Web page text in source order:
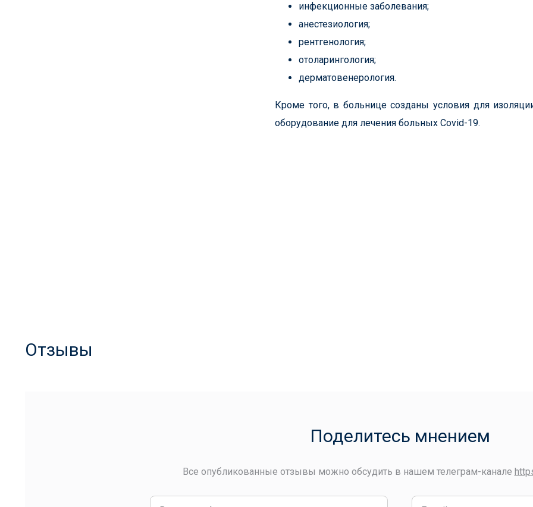
инфекционные заболевания;
анестезиология;
рентгенология;
отоларингология;
дерматовенерология.
Кроме того, в больнице созданы условия для
оборудование для лечения больных Covid-19.
Отзывы
Поделитесь мнением
Все опубликованные отзывы можно обсудить в нашем телеграм-канале